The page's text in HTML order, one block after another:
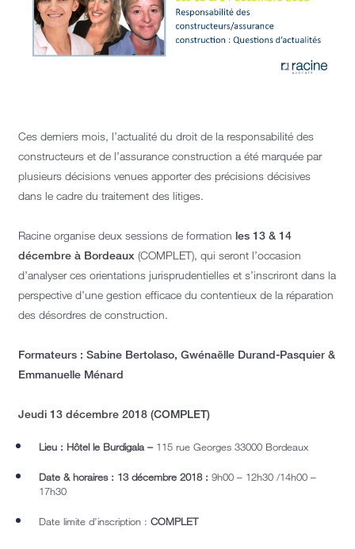
Ces derniers mois, l’actualité du droit de la responsabilité des
constructeurs et de l’assurance construction a été marquée par
plusieurs décisions venues apporter des précisions décisives
dans le cadre du traitement des litiges.
Racine organise deux sessions de formation les 13 & 14
décembre à Bordeaux (COMPLET), qui seront l’occasion
d’analyser ces orientations jurisprudentielles et s’inscriront dans la
perspective d’une gestion efficace du contentieux de la réparation
des désordres de construction.
Formateurs : Sabine Bertolaso, Gwénaëlle Durand-Pasquier &
Emmanuelle Ménard
Jeudi 13 décembre 2018 (COMPLET)
Lieu : Hôtel le Burdigala – 115 rue Georges 33000 Bordeaux
Date & horaires : 13 décembre 2018 : 9h00 – 12h30 /14h00 –
17h30
Date limite d’inscription : COMPLET